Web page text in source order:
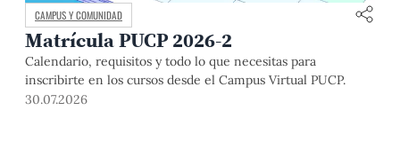
CAMPUS Y COMUNIDAD
Matrícula PUCP 2026-2
Calendario, requisitos y todo lo que necesitas para
inscribirte en los cursos desde el Campus Virtual PUCP.
30.07.2026